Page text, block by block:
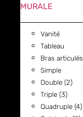
MURALE
Vanité
Tableau
Bras articulés
Simple
Double (2)
Triple (3)
Quadruple (4)